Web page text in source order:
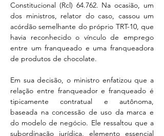
Constitucional (Rcl) 64.762. Na ocasião, um
dos ministros, relator do caso, cassou um
acórdão semelhante do próprio TRT-10, que
havia reconhecido o vínculo de emprego
entre um franqueado e uma franqueadora
de produtos de chocolate.
Em sua decisão, o ministro enfatizou que a
relação entre franqueador e franqueado é
tipicamente contratual e autônoma,
baseada na concessão de uso da marca e
do modelo de negócio. Ele ressaltou que a
subordinação jurídica, elemento essencial